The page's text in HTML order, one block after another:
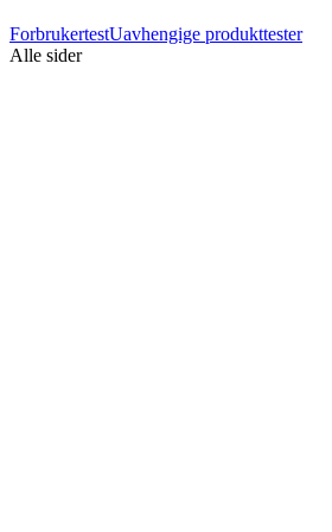
ForbrukertestUavhengige produkttester
Alle sider